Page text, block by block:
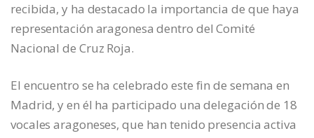
recibida, y ha destacado la importancia de que haya
representación aragonesa dentro del Comité
Nacional de Cruz Roja.
El encuentro se ha celebrado este fin de semana en
Madrid, y en él ha participado una delegación de 18
vocales aragoneses, que han tenido presencia activa